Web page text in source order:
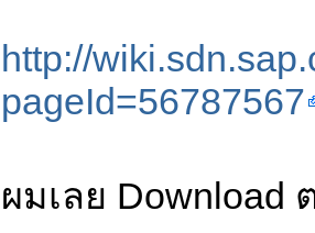
http://
pageId=56787567
ผมเลย Download